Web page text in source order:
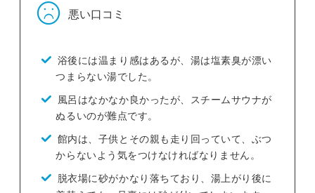
悪い口コミ
浴後には温まり感はあるが、湯は塩素臭が漂い
つまらない湯でした。
風呂はなかなか良かったが、スチームサウナが
ぬるいのが難点です。
館内は、子供とその親も走り回っていて、ぶつ
からないよう気をつけなければなりません。
脱衣場に砂がかなり落ちており、湯上がり後に